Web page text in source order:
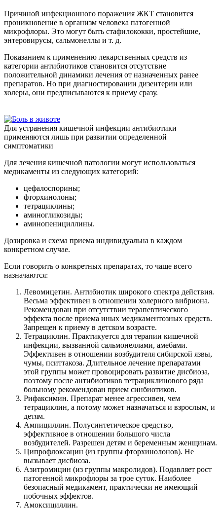
Причиной инфекционного поражения ЖКТ становится
проникновение в организм человека патогенной
микрофлоры. Это могут быть стафилококки, простейшие,
энтеровирусы, сальмонеллы и т. д.
Показанием к применению лекарственных средств из
категории антибиотиков становится отсутствие
положительной динамики лечения от назначенных ранее
препаратов. Но при диагностировании дизентерии или
холеры, они предписываются к приему сразу.
Для устранения кишечной инфекции антибиотики
применяются лишь при развитии определенной
симптоматики
Для лечения кишечной патологии могут использоваться
медикаменты из следующих категорий:
цефалоспорины;
фторхинолоны;
тетрациклины;
аминогликозиды;
аминопенициллины.
Дозировка и схема приема индивидуальна в каждом
конкретном случае.
Если говорить о конкретных препаратах, то чаще всего
назначаются:
Левомицетин. Антибиотик широкого спектра действия.
Весьма эффективен в отношении холерного вибриона.
Рекомендован при отсутствии терапевтического
эффекта после приема иных медикаментозных средств.
Запрещен к приему в детском возрасте.
Тетрациклин. Практикуется для терапии кишечной
инфекции, вызванной сальмонеллами, амебами.
Эффективен в отношении возбудителя сибирской язвы,
чумы, пситтакоза. Длительное лечение препаратами
этой группы может провоцировать развитие дисбиоза,
поэтому после антибиотиков тетрациклинового ряда
больному рекомендован прием синбиотиков.
Рифаксимин. Препарат менее агрессивен, чем
тетрациклин, а потому может назначаться и взрослым, и
детям.
Ампициллин. Полусинтетическое средство,
эффективное в отношении большого числа
возбудителей. Разрешен детям и беременным женщинам.
Ципрофлоксацин (из группы фторхинолонов). Не
вызывает дисбиоза.
Азитромицин (из группы макролидов). Подавляет рост
патогенной микрофлоры за трое суток. Наиболее
безопасный медикамент, практически не имеющий
побочных эффектов.
Амоксициллин.